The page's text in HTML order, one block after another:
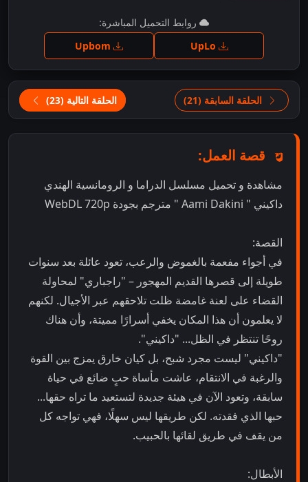
اضغط للمشاهدة
روابط التحميل المباشرة:
الحلقة السابقة (21) الحلقة التالية (23)
قصة العمل:
مشاهدة و تحميل مسلسل الدراما و الرومانسية الهندي
داكيني " Aami Dakini " مترجم بجودة WebDL 720p
القصة:
في أجواء مفعمة بالغموض والرعب، تعود عائلة بعد سنوات
طويلة إلى قصرها القديم المهجور – "راجباري" لمحاولة
القضاء على لعنة غامضة ظلت تلاحقهم عبر الأجيال. لكنهم
لا يعلمون أن هذا المكان يخفي أسرارًا مميتة، وأن هناك
روحًا تنتظر في الظل... "داكيني".
"داكيني" ليست مجرد شبح، بل كيان خارق يمزج بين القوة
والرغبة في الانتقام، عاشت مأساة حبٍ ضائع في حياة
سابقة، وتعود الآن في هيئة جديدة لتستعيد ما تراه حقها...
حبها الذي فقدته. لكن طريقها ليس سهلًا، فهي تواجه كل
من يقف في طريق لقائها بالحبيب.
الأبطال: